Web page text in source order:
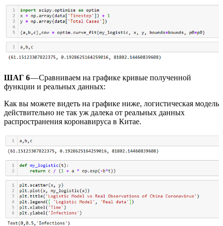
ШАГ 6— Сравниваем на графике кривые полученной
функции и реальных данных:
Как вы можете видеть на графике ниже, логистическая модель
действительно не так уж далека от реальных данных
распространения коронавируса в Китае.